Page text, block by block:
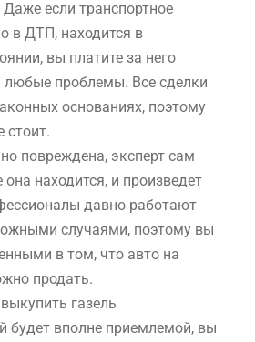
если транспортное
в ДТП, находится в
вы платите за него
проблемы. Все сделки
основаниях, поэтому
стоит.
повреждена, эксперт сам
она находится, и произведет
давно работают
случаями, поэтому вы
в том, что авто на
продать.
газель
будет вполне приемлемой, вы